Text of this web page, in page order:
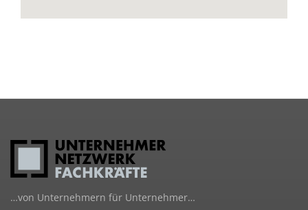
…von Unternehmern für Unternehmer…